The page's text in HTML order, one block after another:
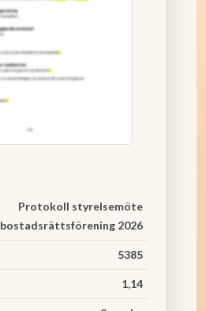
Protokoll styrelsemöte
bostadsrättsförening 2026
5385
1,14